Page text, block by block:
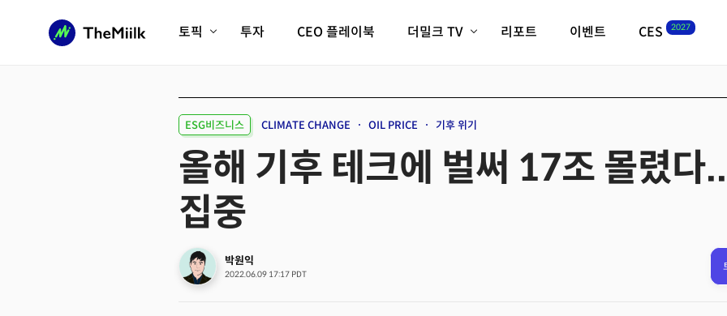
토픽
피지컬AI/로봇
AX비즈니스혁명 미래 교육/직업
전체 기사 보기
투자 CEO 플레이북 더밀크 TV
크리스의 뉴욕 시그널
리포트 이벤트 CES 2027
필드 가이드
CES2027 with
ESG비즈니스 CLIMATE CHANGE OIL PRICE 기후 위기
올해 기후 테크에 벌써 17조 몰렸다
집중
박원익
2022.06.09 17:17 PDT